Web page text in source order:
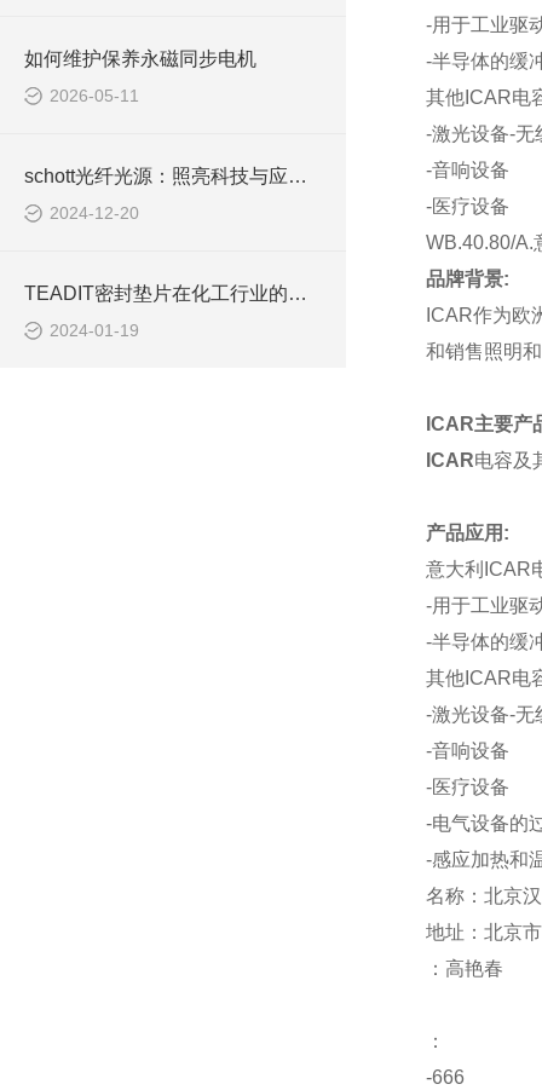
如何维护保养永磁同步电机
2026-05-11
schott光纤光源：照亮科技与应用的新篇章
2024-12-20
TEADIT密封垫片在化工行业的广泛应用与优势分析
2024-01-19
-用于工业驱
-半导体的缓
其他ICAR电
-激光设备-无
-音响设备
-医疗设备
WB.40.80/A.
品牌背景:
ICAR作为欧
和销售照明
ICAR主要产
ICAR电容及
产品应用 :
意大利 ICAR
-用于工业驱
-半导体的缓
其他ICAR电
-激光设备-无
-音响设备
-医疗设备
-电气设备的
-感应加热和
名称：北京
地址：北京
：高艳春
：
-666